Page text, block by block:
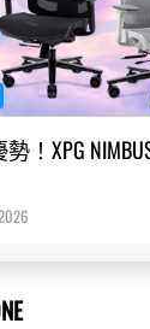
！XPG